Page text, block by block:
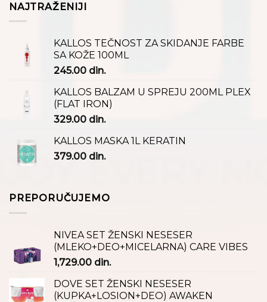
NAJTRAŽENIJI
KALLOS TEČNOST ZA SKIDANJE FARBE
SA KOŽE 100ML
245.00 din.
KALLOS BALZAM U SPREJU 200ML PLEX
(FLAT IRON)
329.00 din.
KALLOS MASKA 1L KERATIN
379.00 din.
PREPORUČUJEMO
NIVEA SET ŽENSKI NESESER
(MLEKO+DEO+MICELARNA) CARE VIBES
1,729.00 din.
DOVE SET ŽENSKI NESESER
(KUPKA+LOSION+DEO) AWAKEN